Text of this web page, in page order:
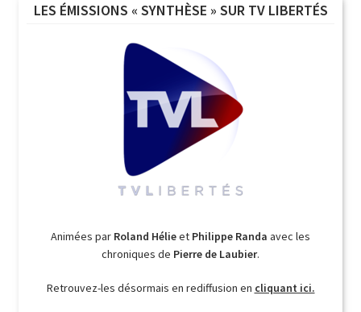
LES ÉMISSIONS « SYNTHÈSE » SUR TV LIBERTÉS
Animées par Roland Hélieet Philippe Randa avec les
chroniques de Pierre de Laubier.
Retrouvez-les désormais en rediffusion en cliquant ici.